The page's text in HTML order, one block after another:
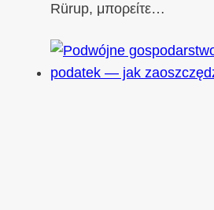
Rürup, μπορείτε…